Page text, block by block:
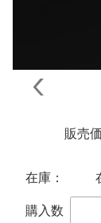
販売
在庫：
購入数